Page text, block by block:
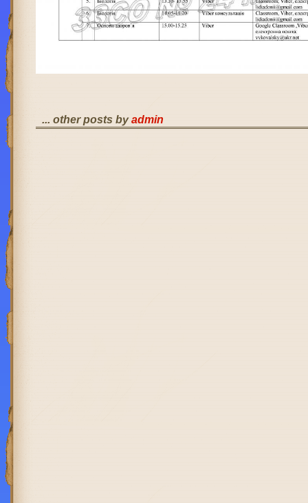
... other posts byadmin